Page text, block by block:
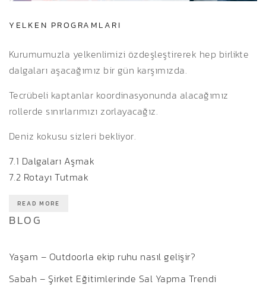
YELKEN PROGRAMLARI
Kurumumuzla yelkenlimizi özdeşleştirerek hep birlikte
dalgaları aşacağımız bir gün karşımızda.
Tecrübeli kaptanlar koordinasyonunda alacağımız
rollerde sınırlarımızı zorlayacağız.
Deniz kokusu sizleri bekliyor.
7.1 Dalgaları Aşmak
7.2 Rotayı Tutmak
READ MORE
BLOG
Yaşam – Outdoorla ekip ruhu nasıl gelişir?
Sabah – Şirket Eğitimlerinde Sal Yapma Trendi